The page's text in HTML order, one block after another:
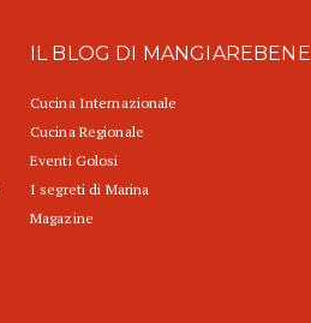
IL BLOG DI MANGIAREBENE
Cucina Internazionale
Cucina Regionale
Eventi Golosi
I segreti di Marina
Magazine